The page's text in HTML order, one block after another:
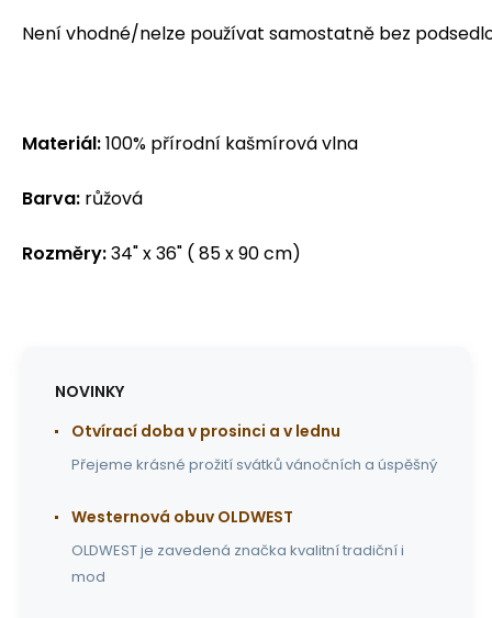
Není vhodné/nelze používat samostatně bez
Materiál:100% přírodní kašmírová vlna
Barva: růžová
Rozměry:34" x 36" ( 85 x 90 cm)
NOVINKY
Otvírací doba v prosinci a v lednu
Přejeme krásné prožití svátků vánočních a úspěšný
Westernová obuv OLDWEST
OLDWEST je zavedená značka kvalitní tradiční i
mod